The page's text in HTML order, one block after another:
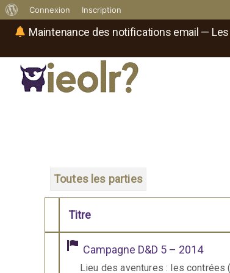
Maintenance des notifications email —
propos
WordPress
Connexion Inscription
Toutes les parties
Comporte des pièces jointes
Titre
Campagne D&D 5 – 2014
Lieu des aventures : les